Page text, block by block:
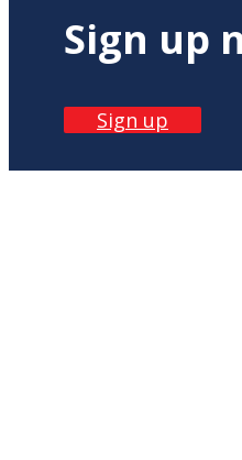
Sign up
Sign up